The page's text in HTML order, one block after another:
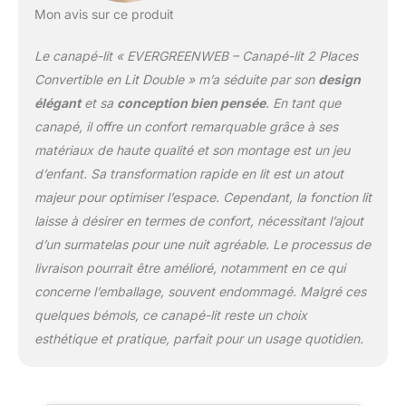
compromis sur le
confort.
Matériaux de
Qualité : Ce canapé est
fabriqué avec un tissu
doux et un rembourrage
confortable, garantissant
une expérience d'assise
agréable et relaxante. Le
facile à nettoyer,
résistant à l'abrasion et
conserve son aspect au
fil du temps.
Mesures
NELLY - Dimensions :
Canapé - Longueur 165
lit ouvert - Longueur 185
Mon avis sur ce produit
Le canapé-lit « EVERGREENWEB – Canapé-lit 2 Places
Convertible en Lit Double » m’a séduite par son design
élégantet sa conception bien pensée. En tant que
canapé, il offre un confort remarquable grâce à ses
matériaux de haute qualité et son montage est un jeu
d’enfant. Sa transformation rapide en lit est un atout
majeur pour optimiser l’espace. Cependant, la fonction lit
laisse à désirer en termes de confort, nécessitant l’ajout
d’un surmatelas pour une nuit agréable. Le processus de
livraison pourrait être amélioré, notamment en ce qui
concerne l’emballage, souvent endommagé. Malgré ces
quelques bémols, ce canapé-lit reste un choix
esthétique et pratique, parfait pour un usage quotidien.